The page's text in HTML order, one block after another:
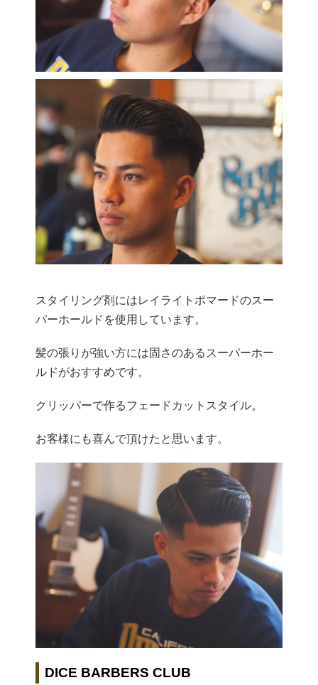
スタイリング剤にはレイライトポマードのスー
パーホールドを使用しています。
髪の張りが強い方には固さのあるスーパーホー
ルドがおすすめです。
クリッパーで作るフェードカットスタイル。
お客様にも喜んで頂けたと思います。
DICE BARBERS CLUB